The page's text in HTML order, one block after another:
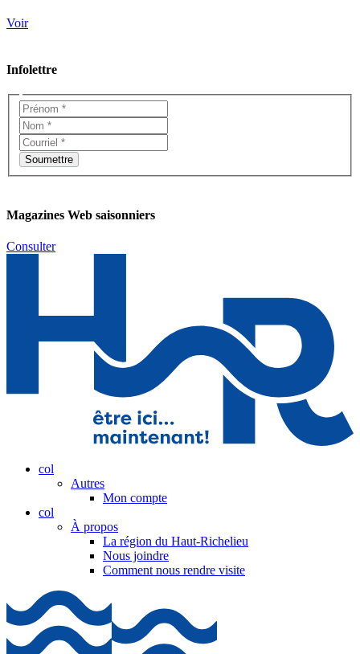
Voir
Infolettre
Magazines Web saisonniers
Consulter
col
Autres
Mon compte
col
À propos
La région du Haut-Richelieu
Nous joindre
Comment nous rendre visite